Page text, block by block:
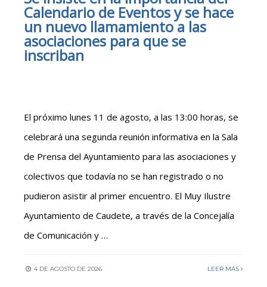
Calendario de Eventos y se hace
un nuevo llamamiento a las
asociaciones para que se
inscriban
El próximo lunes 11 de agosto, a las 13:00 horas, se
celebrará una segunda reunión informativa en la Sala
de Prensa del Ayuntamiento para las asociaciones y
colectivos que todavía no se han registrado o no
pudieron asistir al primer encuentro. El Muy Ilustre
Ayuntamiento de Caudete, a través de la Concejalía
de Comunicación y …
4 DE AGOSTO DE 2026 LEER MÁS